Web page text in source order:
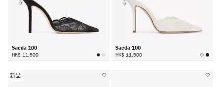
Saeda 100
HK$ 11,500
Saeda 100
HK$ 11,500
新品